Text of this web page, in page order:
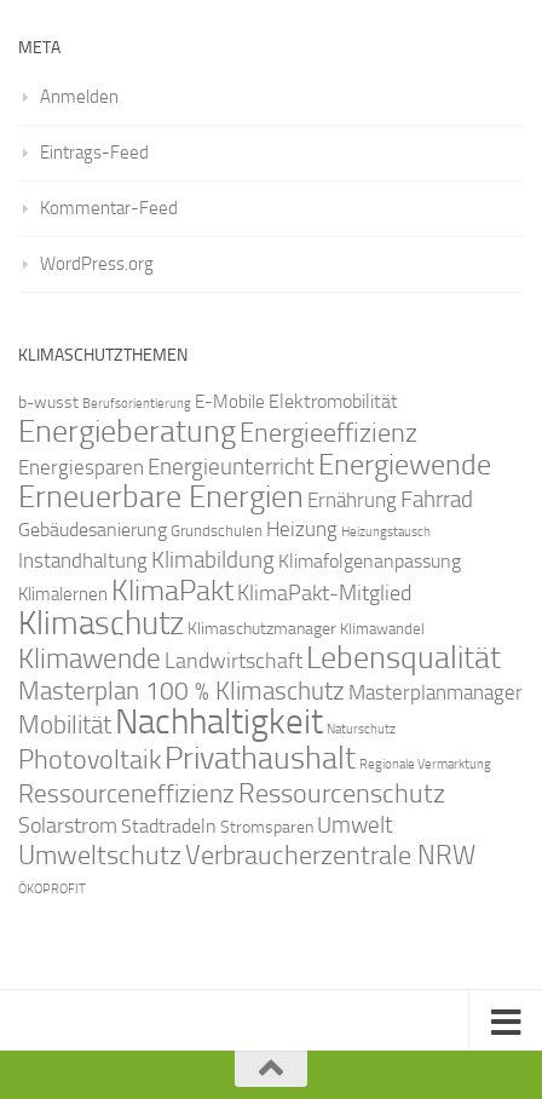
META
Anmelden
Eintrags-Feed
Kommentar-Feed
WordPress.org
KLIMASCHUTZTHEMEN
b-wusst Berufsorientierung E-Mobile Elektromobilität
EnergieberatungEnergieeffizienz
Energiesparen Energieunterricht Energiewende
Erneuerbare Energien Ernährung Fahrrad
Gebäudesanierung Grundschulen Heizung Heizungstausch
Instandhaltung Klimabildung Klimafolgenanpassung
Klimalernen KlimaPaktKlimaPakt-Mitglied
Klimaschutz Klimaschutzmanager Klimawandel
Klimawende Landwirtschaft Lebensqualität
Masterplan 100 % Klimaschutz Masterplanmanager
Mobilität Nachhaltigkeit Naturschutz
PhotovoltaikPrivathaushalt Regionale Vermarktung
Ressourceneffizienz Ressourcenschutz
Solarstrom Stadtradeln Stromsparen Umwelt
UmweltschutzVerbraucherzentrale NRW
ÖKOPROFIT